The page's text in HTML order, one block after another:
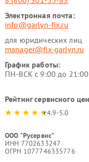
Электронная почта:
info@garlyn-fix.ru
для юридических лиц
manager@fix-garlyn.ru
График работы:
ПН-ВСК с 9:00 до
Рейтинг сервисного
4.9-5.0
ООО "Русервис"
ИНН 7702633247
ОГРН 1077746335776